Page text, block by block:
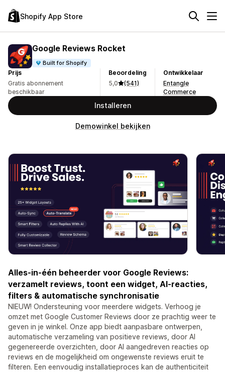
Shopify App Store
Google Reviews Rocket
Built for Shopify
Prijs
Gratis abonnement
beschikbaar
Beoordeling
5,0
(541)
Ontwikkelaar
Entangle
Commerce
Installeren
Demowinkel bekijken
Alles-in-één beheerder voor Google Reviews:
verzamelt reviews, toont een widget, AI-reacties,
filters & automatische synchronisatie
NIEUW! Ondersteuning voor meerdere widgets. Verhoog je
omzet met Google Customer Reviews door ze prachtig weer te
geven in je winkel. Onze app biedt aanpasbare ontwerpen,
automatische verzameling van positieve reviews, door AI
gegenereerde overzichten, door AI aangedreven reacties op
reviews en de mogelijkheid om ongewenste reviews eruit te
filteren. Een eenvoudig installatieproces kan de authenticiteit